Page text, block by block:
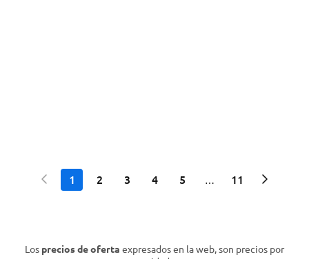
1 2 3 4 5 … 11
Los precios de oferta expresados en la web, son precios por